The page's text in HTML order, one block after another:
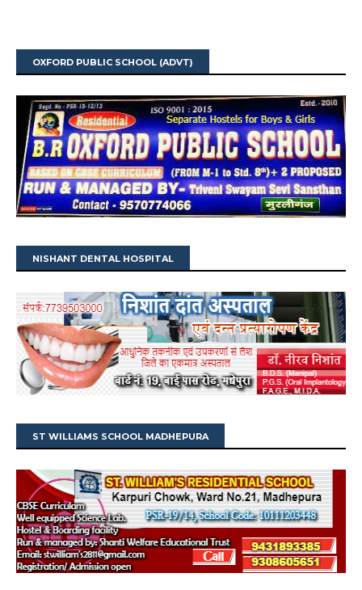
OXFORD PUBLIC SCHOOL (ADVT)
NISHANT DENTAL HOSPITAL
ST WILLIAMS SCHOOL MADHEPURA